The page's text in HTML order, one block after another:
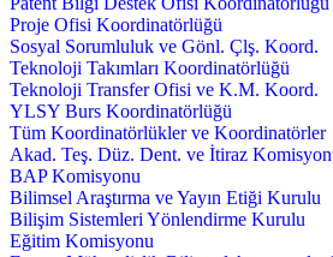
Proje Ofisi Koordinatörlüğü
Sosyal Sorumluluk ve Gönl. Çlş. Koord.
Teknoloji Takımları Koordinatörlüğü
Teknoloji Transfer Ofisi ve K.M. Koord.
YLSY Burs Koordinatörlüğü
Tüm Koordinatörlükler ve Koordinatörler
Akad. Teş. Düz. Dent. ve İtiraz
BAP Komisyonu
Bilimsel Araştırma ve Yayın Etiği Kurulu
Bilişim Sistemleri Yönlendirme Kurulu
Eğitim Komisyonu